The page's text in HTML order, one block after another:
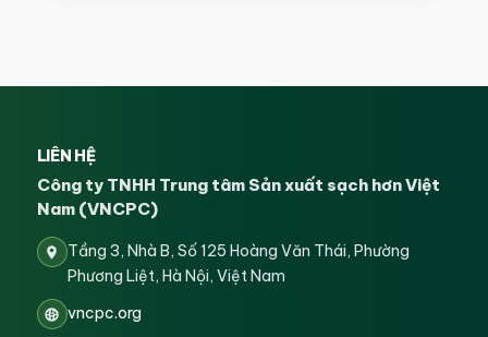
LIÊN HỆ
Công ty TNHH Trung tâm Sản xuất sạch hơn Việt
Nam (VNCPC)
Tầng 3, Nhà B, Số 125 Hoàng Văn Thái, Phường
Phương Liệt, Hà Nội, Việt Nam
vncpc.org